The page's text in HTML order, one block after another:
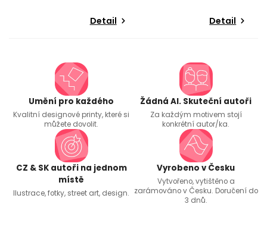
Detail Detail
Umění pro každého
Kvalitní designové printy, které si
můžete dovolit.
Žádná AI. Skuteční autoři
Za každým motivem stojí
konkrétní autor/ka.
CZ & SK autoři na jednom
místě
Ilustrace, fotky, street art, design.
Vyrobeno v Česku
Vytvořeno, vytištěno a
zarámováno v Česku. Doručení do
3 dnů.